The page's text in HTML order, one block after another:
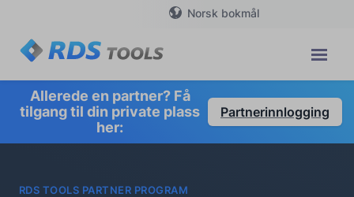
Norsk bokmål
Allerede en partner? Få
tilgang til din private plass
her:
Partnerinnlogging
RDS TOOLS PARTNER PROGRAM